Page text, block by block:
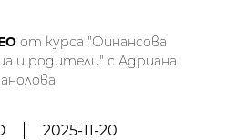
от курса "Финансова
и родители" с Адриана
2025-11-20